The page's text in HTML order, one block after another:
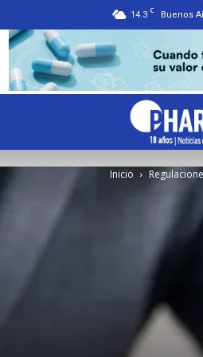
14.3 C Buenos
Inicio